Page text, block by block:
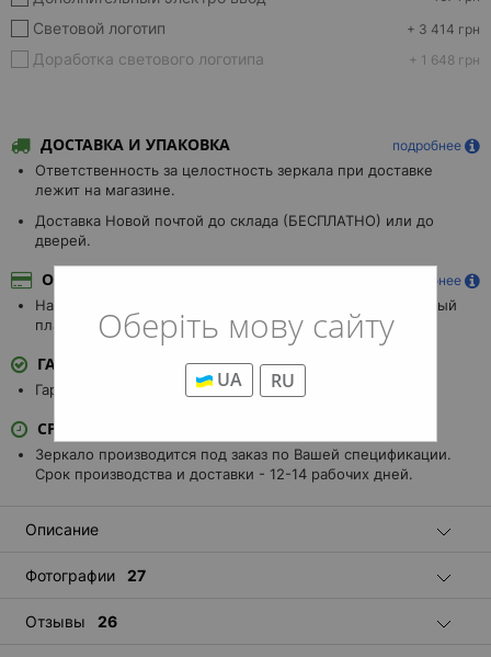
Оберіть мову сайту
UA RU
Световой логотип + 3 414 грн
Доработка светового логотипа + 1 648 грн
ДОСТАВКА И УПАКОВКА подробнее
Ответственность за целостность зеркала при доставке
лежит на магазине.
Доставка Новой почтой до склада (БЕСПЛАТНО) или до
дверей.
ОПЛАТА подробнее
Наличными, Безналичными, Visa/MasterCard, наложенный
платеж.
ГАРАНТИЯ
Гарантия 3 года.
СРОК ИЗГОТОВЛЕНИЯ
Зеркало производится под заказ по Вашей спецификации.
Срок производства и доставки - 12-14 рабочих дней.
Описание
Фотографии 27
Отзывы 26